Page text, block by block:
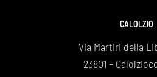
CALOLZIO
Via Martiri della
23801 –